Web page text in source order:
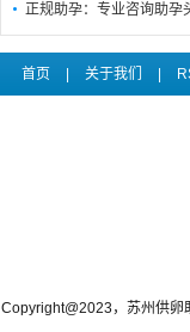
正规助孕：专业咨询助孕
首页 关于我们
Copyright@2023，苏州供卵